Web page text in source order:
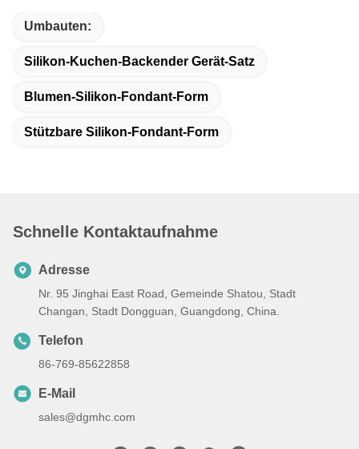
Umbauten:
Silikon-Kuchen-Backender Gerät-Satz
Blumen-Silikon-Fondant-Form
Stützbare Silikon-Fondant-Form
Schnelle Kontaktaufnahme
Adresse
Nr. 95 Jinghai East Road, Gemeinde Shatou, Stadt
Changan, Stadt Dongguan, Guangdong, China.
Telefon
86-769-85622858
E-Mail
sales@dgmhc.com